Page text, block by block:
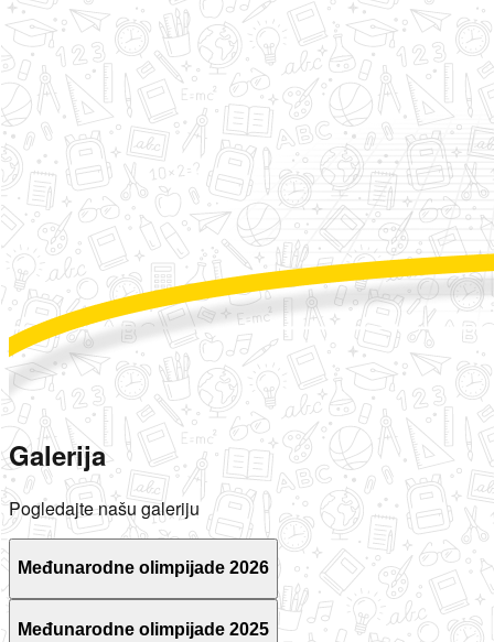
Galerija
Pogledajte našu galeriju
Međunarodne olimpijade 2026
Međunarodne olimpijade 2025